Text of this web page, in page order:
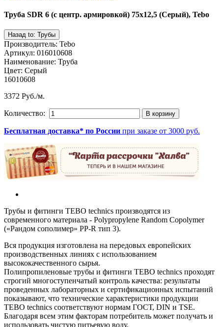
Труба SDR 6 (с центр. армировкой) 75x12,5 (Серый), Tebo
Производитель: Tebo
Артикул: 016010608
Наименование: Труба
Цвет: Серый
16010608
3372 Руб./м.
Количество:
Бесплатная доставка* по России при заказе от 3000 руб.
Трубы и фитинги TEBO technics производятся из
современного материала - Polypropylene Random Copolymer
(«Рандом сополимер» PP-R тип 3).
Вся продукция изготовлена на передовых европейских
производственных линиях с использованием
высококачественного сырья.
Полипропиленовые трубы и фитинги TEBO technics проходят
строгий многоступенчатый контроль качества: результаты
проведенных лабораторных и сертификационных испытаний
показывают, что технические характеристики продукции
TEBO technics соответствуют нормам ГОСТ, DIN и TSE.
Благодаря всем этим факторам потребитель может получать и
использовать чистую питьевую воду.